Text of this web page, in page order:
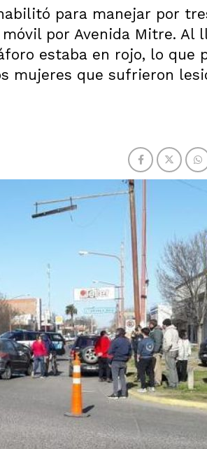
para manejar por
por Avenida Mitre. Al
estaba en rojo, lo que
mujeres que sufrieron